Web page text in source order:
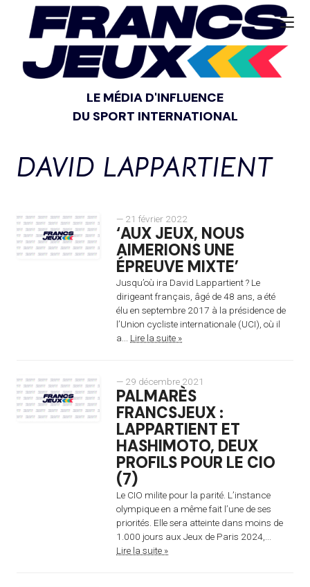
LE MÉDIA D'INFLUENCE
DU SPORT INTERNATIONAL
DAVID LAPPARTIENT
— 21 février 2022
‘AUX JEUX, NOUS
AIMERIONS UNE
ÉPREUVE MIXTE’
Jusqu’où ira David Lappartient ? Le
dirigeant français, âgé de 48 ans, a été
élu en septembre 2017 à la présidence de
l’Union cycliste internationale (UCI), où il
a... Lire la suite »
— 29 décembre 2021
PALMARÈS
FRANCSJEUX :
LAPPARTIENT ET
HASHIMOTO, DEUX
PROFILS POUR LE CIO
(7)
Le CIO milite pour la parité. L’instance
olympique en a même fait l’une de ses
priorités. Elle sera atteinte dans moins de
1.000 jours aux Jeux de Paris 2024,...
Lire la suite »